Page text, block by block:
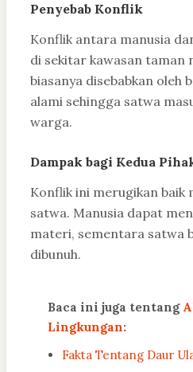
Penyebab Konflik
Konflik antara manusia
di sekitar kawasan taman
biasanya disebabkan oleh
alami sehingga satwa
warga.
Dampak bagi Kedua
Konflik ini merugikan baik
satwa. Manusia dapat
materi, sementara satwa
dibunuh.
Baca ini juga tentang
Lingkungan:
Fakta Tentang Daur